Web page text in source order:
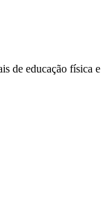
de educação física e